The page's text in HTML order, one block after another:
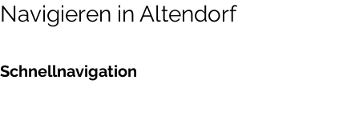
Navigieren in Altendorf
Schnellnavigation